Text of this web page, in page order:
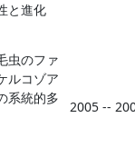
と進化
虫のファ
ルコゾア
系統的多
2005 --